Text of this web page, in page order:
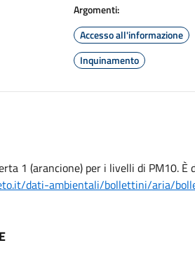
Argomenti:
Accesso all'informazione
Inquinamento
1 (arancione) per i livelli di PM10. È
dati-ambientali/bollettini/aria/